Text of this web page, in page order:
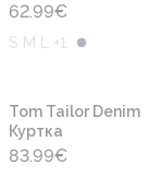
62.99€
S M L +1
Tom Tailor Denim
Куртка
83.99€